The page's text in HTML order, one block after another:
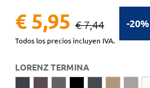
-20%
€ 5,95 € 7,44
Todos los precios incluyen IVA.
LORENZ TERMINA